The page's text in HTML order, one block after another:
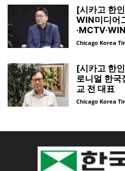
[시카고 한
WIN미디어
Chicago Korea
[시카고 한
로니얼 한국
교 전 대표
Chicago Korea